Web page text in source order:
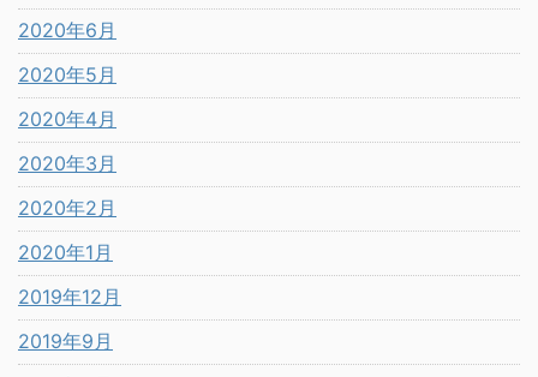
2020年6月
2020年5月
2020年4月
2020年3月
2020年2月
2020年1月
2019年12月
2019年9月